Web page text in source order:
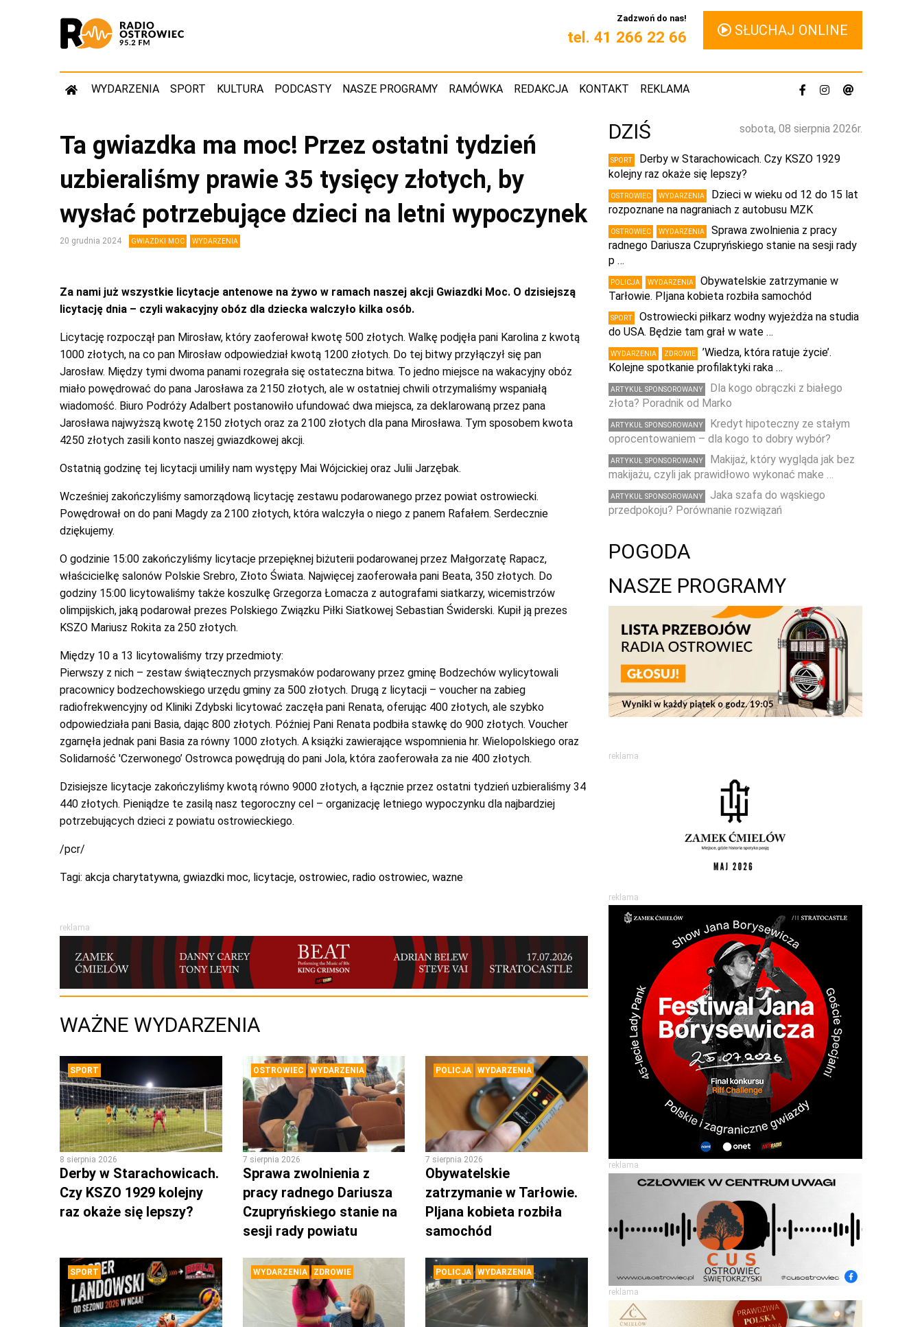
Zadzwoń do nas!
tel. 41 266 22 66 SŁUCHAJ ONLINE
WYDARZENIA SPORT KULTURA PODCASTY NASZE PROGRAMY RAMÓWKA REDAKCJA KONTAKT REKLAMA
Ta gwiazdka ma moc! Przez ostatni tydzień
uzbieraliśmy prawie 35 tysięcy złotych, by
wysłać potrzebujące dzieci na letni wypoczynek
20 grudnia 2024 GWIAZDKI MOC WYDARZENIA
Za nami już wszystkie licytacje antenowe na żywo w ramach naszej akcji Gwiazdki Moc. O dzisiejszą
licytację dnia – czyli wakacyjny obóz dla dziecka walczyło kilka osób.
Licytację rozpoczął pan Mirosław, który zaoferował kwotę 500 złotych. Walkę podjęła pani Karolina z kwotą
1000 złotych, na co pan Mirosław odpowiedział kwotą 1200 złotych. Do tej bitwy przyłączył się pan
Jarosław. Między tymi dwoma panami rozegrała się ostateczna bitwa. To jedno miejsce na wakacyjny obóz
miało powędrować do pana Jarosława za 2150 złotych, ale w ostatniej chwili otrzymaliśmy wspaniałą
wiadomość. Biuro Podróży Adalbert postanowiło ufundować dwa miejsca, za deklarowaną przez pana
Jarosława najwyższą kwotę 2150 złotych oraz za 2100 złotych dla pana Mirosława. Tym sposobem kwota
4250 złotych zasili konto naszej gwiazdkowej akcji.
Ostatnią godzinę tej licytacji umiliły nam występy Mai Wójcickiej oraz Julii Jarzębak.
Wcześniej zakończyliśmy samorządową licytację zestawu podarowanego przez powiat ostrowiecki.
Powędrował on do pani Magdy za 2100 złotych, która walczyła o niego z panem Rafałem. Serdecznie
dziękujemy.
O godzinie 15:00 zakończyliśmy licytacje przepięknej biżuterii podarowanej przez Małgorzatę Rapacz,
właścicielkę salonów Polskie Srebro, Złoto Świata. Najwięcej zaoferowała pani Beata, 350 złotych. Do
godziny 15:00 licytowaliśmy także koszulkę Grzegorza Łomacza z autografami siatkarzy, wicemistrzów
olimpijskich, jaką podarował prezes Polskiego Związku Piłki Siatkowej Sebastian Świderski. Kupił ją prezes
KSZO Mariusz Rokita za 250 złotych.
Między 10 a 13 licytowaliśmy trzy przedmioty:
Pierwszy z nich – zestaw świątecznych przysmaków podarowany przez gminę Bodzechów wylicytowali
pracownicy bodzechowskiego urzędu gminy za 500 złotych. Drugą z licytacji – voucher na zabieg
radiofrekwencyjny od Kliniki Zdybski licytować zaczęła pani Renata, oferując 400 złotych, ale szybko
odpowiedziała pani Basia, dając 800 złotych. Później Pani Renata podbiła stawkę do 900 złotych. Voucher
zgarnęła jednak pani Basia za równy 1000 złotych. A książki zawierające wspomnienia hr. Wielopolskiego oraz
Solidarność 'Czerwonego’ Ostrowca powędrują do pani Jola, która zaoferowała za nie 400 złotych.
Dzisiejsze licytacje zakończyliśmy kwotą równo 9000 złotych, a łącznie przez ostatni tydzień uzbieraliśmy 34
440 złotych. Pieniądze te zasilą nasz tegoroczny cel – organizację letniego wypoczynku dla najbardziej
potrzebujących dzieci z powiatu ostrowieckiego.
/pcr/
Tagi: akcja charytatywna, gwiazdki moc, licytacje, ostrowiec, radio ostrowiec, wazne
reklama
WAŻNE WYDARZENIA
SPORT
8 sierpnia 2026
Derby w Starachowicach.
Czy KSZO 1929 kolejny
raz okaże się lepszy?
OSTROWIEC WYDARZENIA
7 sierpnia 2026
Sprawa zwolnienia z
pracy radnego Dariusza
Czupryńskiego stanie na
sesji rady powiatu
POLICJA WYDARZENIA
7 sierpnia 2026
Obywatelskie
zatrzymanie w Tarłowie.
PIjana kobieta rozbiła
samochód
SPORT WYDARZENIA ZDROWIE POLICJA WYDARZENIA
sobota, 08 sierpnia 2026r.
DZIŚ
SPORT
Derby w Starachowicach. Czy KSZO 1929
kolejny raz okaże się lepszy?
OSTROWIEC WYDARZENIA
Dzieci w wieku od 12 do 15 lat
rozpoznane na nagraniach z autobusu MZK
OSTROWIEC WYDARZENIA
Sprawa zwolnienia z pracy
radnego Dariusza Czupryńskiego stanie na sesji rady
p …
POLICJA WYDARZENIA
Obywatelskie zatrzymanie w
Tarłowie. PIjana kobieta rozbiła samochód
SPORT
Ostrowiecki piłkarz wodny wyjeżdża na studia
do USA. Będzie tam grał w wate …
WYDARZENIA ZDROWIE
’Wiedza, która ratuje życie’.
Kolejne spotkanie profilaktyki raka …
ARTYKUŁ SPONSOROWANY
Dla kogo obrączki z białego
złota? Poradnik od Marko
ARTYKUŁ SPONSOROWANY
Kredyt hipoteczny ze stałym
oprocentowaniem – dla kogo to dobry wybór?
ARTYKUŁ SPONSOROWANY
Makijaż, który wygląda jak bez
makijażu, czyli jak prawidłowo wykonać make …
ARTYKUŁ SPONSOROWANY
Jaka szafa do wąskiego
przedpokoju? Porównanie rozwiązań
POGODA
NASZE PROGRAMY
reklama
reklama
reklama
reklama